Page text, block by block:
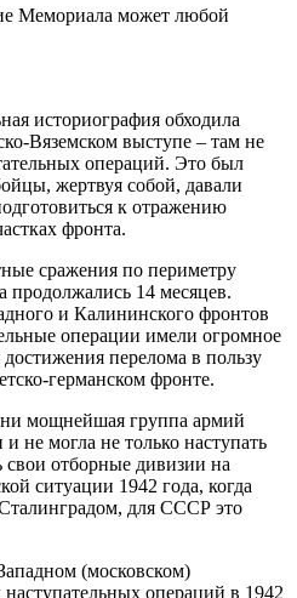
Мемориала может любой
историография обходила
Вяземском выступе – там не
операций. Это был
жертвуя собой, давали
к отражению
фронта.
сражения по периметру
продолжались 14 месяцев.
и Калининского фронтов
операции имели огромное
достижения перелома в пользу
германском фронте.
мощнейшая группа армий
не могла не только наступать
свои отборные дивизии на
ситуации 1942 года, когда
для СССР это
(московском)
операций в 1942